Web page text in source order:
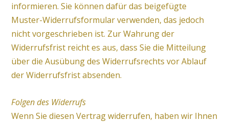
informieren. Sie können dafür das beigefügte
Muster-Widerrufsformular verwenden, das jedoch
nicht vorgeschrieben ist. Zur Wahrung der
Widerrufsfrist reicht es aus, dass Sie die Mitteilung
über die Ausübung des Widerrufsrechts vor Ablauf
der Widerrufsfrist absenden.
Folgen des Widerrufs
Wenn Sie diesen Vertrag widerrufen, haben wir Ihnen